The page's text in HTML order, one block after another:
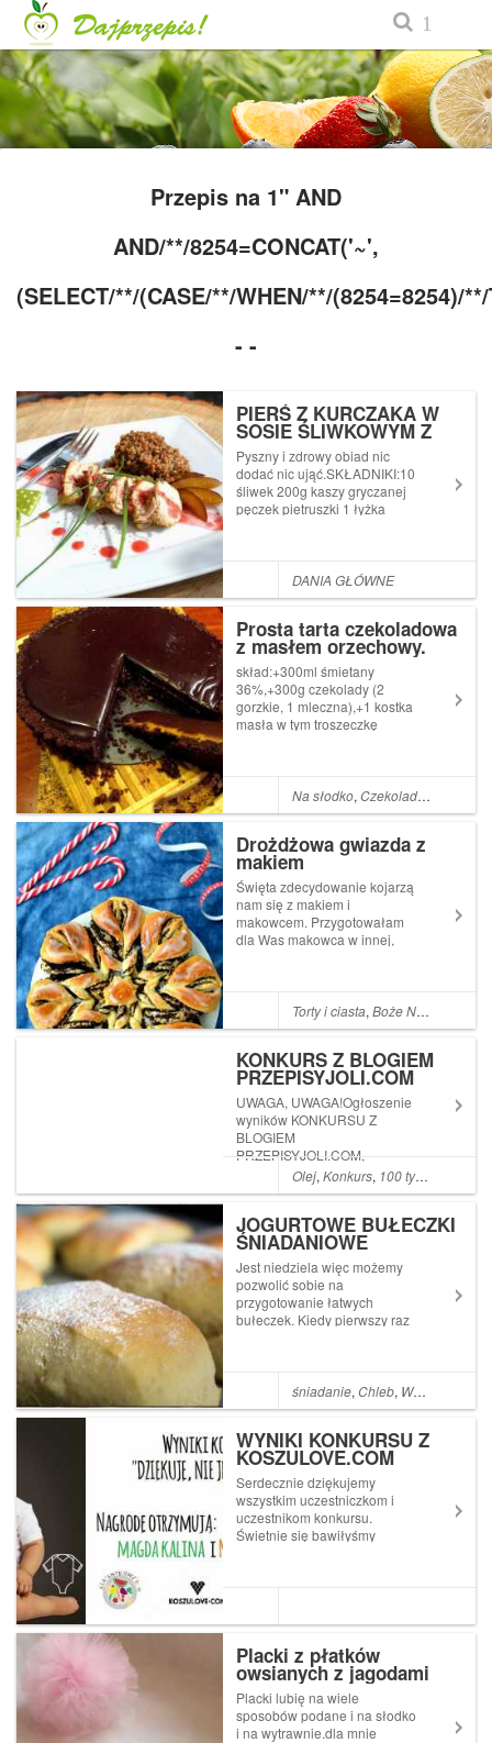
Przepis na 1" AND
AND/**/8254=CONCAT('~',
(SELECT/**/(CASE/**/WHEN/**/(8254=8254)/
- -
PIERŚ Z KURCZAKA W
SOSIE ŚLIWKOWYM Z
KASZĄ PIETRUSZKOWĄ
Pyszny i zdrowy obiad nic
dodać nic ująć.SKŁADNIKI:10
śliwek 200g kaszy gryczanej
pęczek pietruszki 1 łyżka
masła sól pieprz 1 szklanka
bulionu warzywnego 1/2
DANIA GŁÓWNE
Prosta tarta czekoladowa
z masłem orzechowy.
skład:+300ml śmietany
36%,+300g czekolady (2
gorzkie, 1 mleczna),+1 kostka
masła w tym troszeczkę
3/4 dużego
opakowania),+herbatników
beurre,Przygotowanie:Herba...
Na słodko,Czekolada!!!
Drożdżowa gwiazda z
makiem
Święta zdecydowanie kojarzą
nam się z makiem i
makowcem. Przygotowałam
dla Was makowca w innej,
przepisem.Składniki:Ciasto:-
450 g mąki - 20 g świeżych
Torty i ciasta,Boże Narodzenie
KONKURS Z BLOGIEM
PRZEPISYJOLI.COM
UWAGA, UWAGA!Ogłoszenie
wyników KONKURSU Z
BLOGIEM
PRZEPISYJOLI.COM,
zorganizowanym przez
wydawnictwo
FOODER.PL oraz markę
KUJAWSKI.Bardzo wszystkim
dziękujemy za udział i za
każdą wypowiedź. Wybór
zdecydowanie nie był łatwy.
Poniż...
Olej,Konkurs, 100 tysięcy
JOGURTOWE BUŁECZKI
ŚNIADANIOWE
Jest niedziela więc możemy
pozwolić sobie na
przygotowanie łatwych
bułeczek. Kiedy pierwszy raz
ml jogurtu naturalnego 100 ml
wody 1 łyżka miodu 2 łyżki
śniadanie,Chleb, Wypieki drożdżowe
WYNIKI KONKURSU Z
KOSZULOVE.COM
Serdecznie dziękujemy
wszystkim uczestniczkom i
uczestnikom konkursu.
Świetnie się bawiłyśmy
ekstra mięciutkich bodziaków
następującym...
Placki z płatków
owsianych z jagodami
Placki lubię na wiele
sposobów podane i na słodko
i na wytrawnie.dla mnie